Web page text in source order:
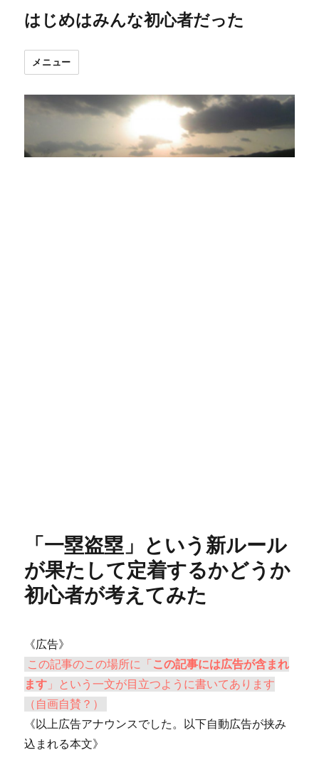
はじめはみんな初心者だった
メニュー
「一塁盗塁」という新ルール
が果たして定着するかどうか
初心者が考えてみた
《広告》
この記事のこの場所に「 この記事には広告が含まれ
ます 」という一文が目立つように書いてあります
（自画自賛？）
《以上広告アナウンスでした。以下自動広告が挟み
込まれる本文》